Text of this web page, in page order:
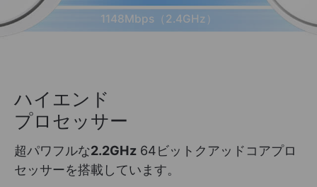
1148Mbps（2.4GHz）
ハイエンド
プロセッサー
超パワフルな2.2GHz 64ビットクアッドコアプロ
セッサーを搭載しています。